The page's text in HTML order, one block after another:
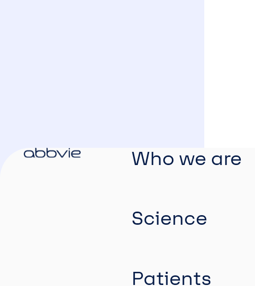
Who we are
Science
Patients